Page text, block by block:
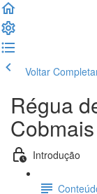
Voltar
Régua
Cobmais
Introdução